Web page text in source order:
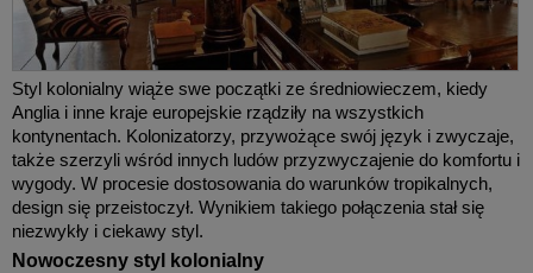
Styl kolonialny wiąże swe początki ze średniowieczem, kiedy
Anglia i inne kraje europejskie rządziły na wszystkich
kontynentach. Kolonizatorzy, przywożące swój język i zwyczaje,
także szerzyli wśród innych ludów przyzwyczajenie do komfortu i
wygody. W procesie dostosowania do warunków tropikalnych,
design się przeistoczył. Wynikiem takiego połączenia stał się
niezwykły i ciekawy styl.
Nowoczesny styl kolonialny